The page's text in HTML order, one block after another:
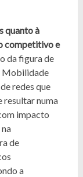
quanto à
competitivo e
da figura de
Mobilidade
redes que
resultar numa
impacto
de
a